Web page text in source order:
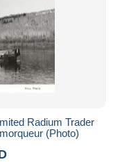
Radium Trader
(Photo)